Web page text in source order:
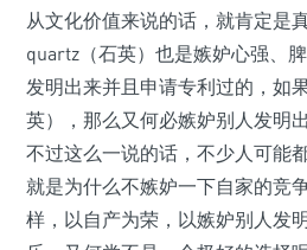
从文化价值来说的话，就肯定是
quartz（石英）也是嫉妒心强、
发明出来并且申请专利过的，如
英），那么又何必嫉妒别人发明
不过这么一说的话，不少人可能
就是为什么不嫉妒一下自家的竞
样，以自产为荣，以嫉妒别人发